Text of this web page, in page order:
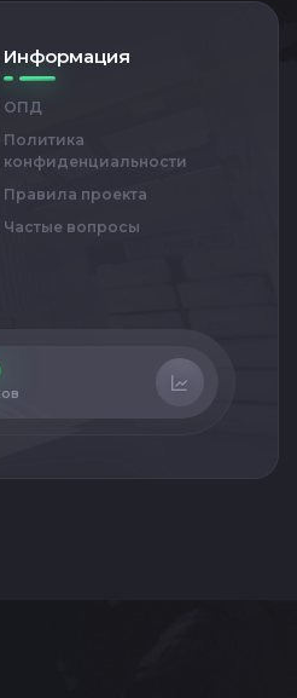
Информация
ОПД
Политика
конфиденциальности
Правила проекта
Частые вопросы